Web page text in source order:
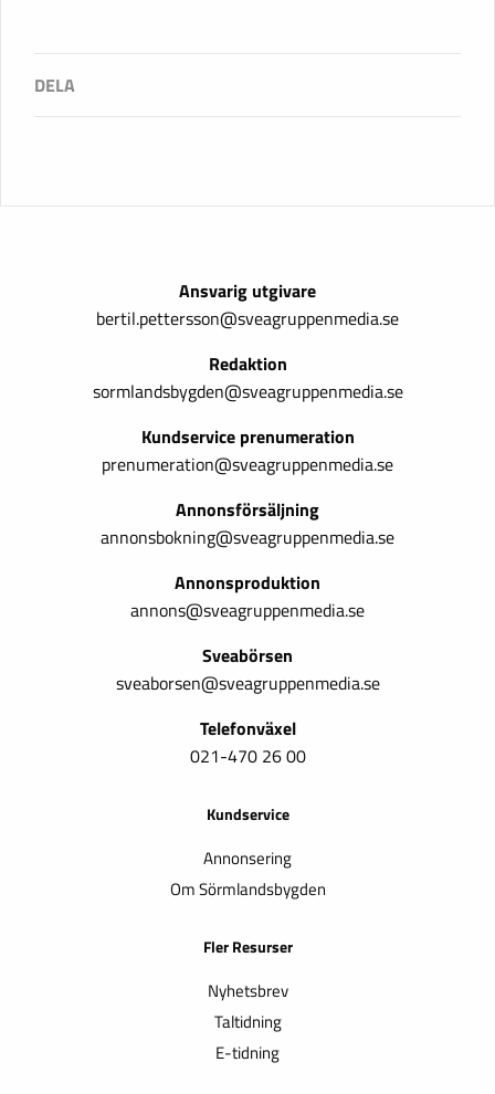
Ansvarig utgivare
bertil.pettersson@sveagruppenmedia.se
Redaktion
sormlandsbygden@sveagruppenmedia.se
Kundservice prenumeration
prenumeration@sveagruppenmedia.se
Annonsförsäljning
annonsbokning@sveagruppenmedia.se
Annonsproduktion
annons@sveagruppenmedia.se
Sveabörsen
sveaborsen@sveagruppenmedia.se
Telefonväxel
021-470 26 00
Kundservice
Annonsering
Om Sörmlandsbygden
Fler Resurser
Nyhetsbrev
Taltidning
E-tidning